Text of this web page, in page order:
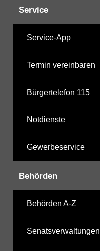
Service
Service-App
Termin vereinbaren
Bürgertelefon 115
Notdienste
Gewerbeservice
Behörden
Behörden A-Z
Senatsverwaltungen